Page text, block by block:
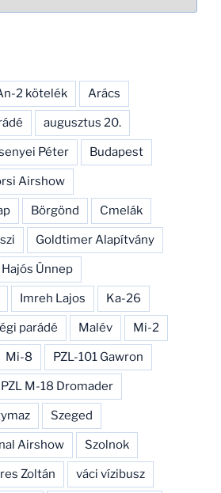
2 kötelék Arács
augusztus 20.
Péter Budapest
Airshow
Börgönd Cmelák
Goldtimer Alapítvány
Hajós Ünnep
Imreh Lajos Ka-26
parádé Malév Mi-2
Mi-8 PZL-101 Gawron
PZL M-18 Dromader
Szeged
Airshow Szolnok
Zoltán váci vízibusz